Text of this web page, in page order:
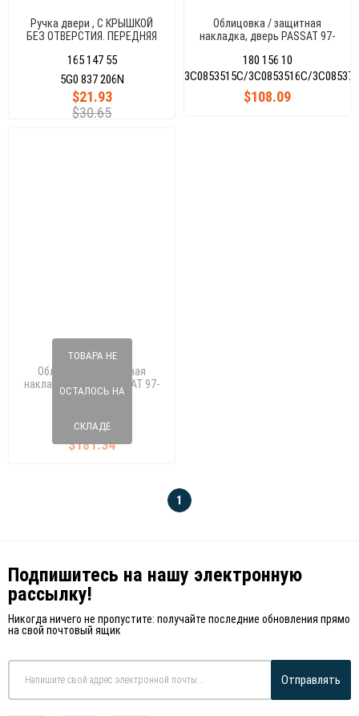
Ручка двери , С КРЫШКОЙ
БЕЗ ОТВЕРСТИЯ. ПЕРЕДНЯЯ
165 147 55
$21.93
$30.65
5G0 837 206N
Облицовка / защитная
накладка, дверь PASSAT 97-
180 156 10
$108.09
3C0853515C/3C0853516C/
ТОВАРА НЕ
ОСТАЛОСЬ НА
СКЛАДЕ
Облицовка / защитная
накладка, дверь PASSAT 97-
05
$181.34
1
Подпишитесь на нашу электронную
рассылку!
Никогда ничего не пропустите: получайте последние обновления прямо
на свой почтовый ящик
Отправлять